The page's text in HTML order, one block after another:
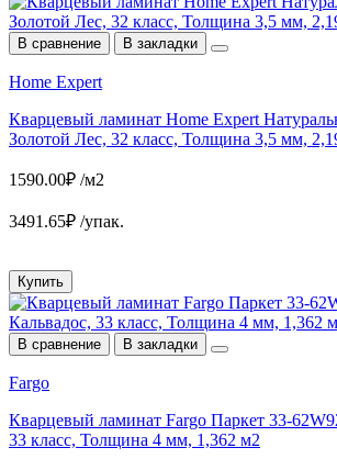
В сравнение В закладки
Home Expert
Кварцевый ламинат Home Expert
Золотой Лес, 32 класс, Толщина 3,5 мм,
1590.00₽ /м2
3491.65₽ /упак.
Купить
В сравнение В закладки
Fargo
Кварцевый ламинат Fargo Паркет 33-
33 класс, Толщина 4 мм, 1,362 м2